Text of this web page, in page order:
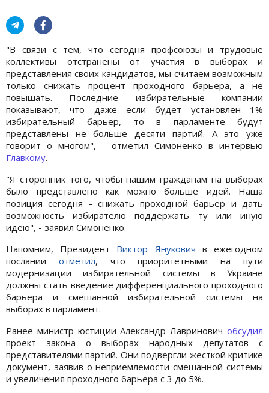
"В связи с тем, что сегодня профсоюзы и трудовые
коллективы отстранены от участия в выборах и
представления своих кандидатов, мы считаем возможным
только снижать процент проходного барьера, а не
повышать. Последние избирательные компании
показывают, что даже если будет установлен 1%
избирательный барьер, то в парламенте будут
представлены не больше десяти партий. А это уже
говорит о многом", - отметил Симоненко в интервью
Главкому.
"Я сторонник того, чтобы нашим гражданам на выборах
было представлено как можно больше идей. Наша
позиция сегодня - снижать проходной барьер и дать
возможность избирателю поддержать ту или иную
идею", - заявил Симоненко.
Напомним, Президент Виктор Янукович в ежегодном
послании отметил, что приоритетными на пути
модернизации избирательной системы в Украине
должны стать введение дифференциального проходного
барьера и смешанной избирательной системы на
выборах в парламент.
Ранее министр юстиции Александр Лавринович обсудил
проект закона о выборах народных депутатов с
представителями партий. Они подвергли жесткой критике
документ, заявив о неприемлемости смешанной системы
и увеличения проходного барьера с 3 до 5%.